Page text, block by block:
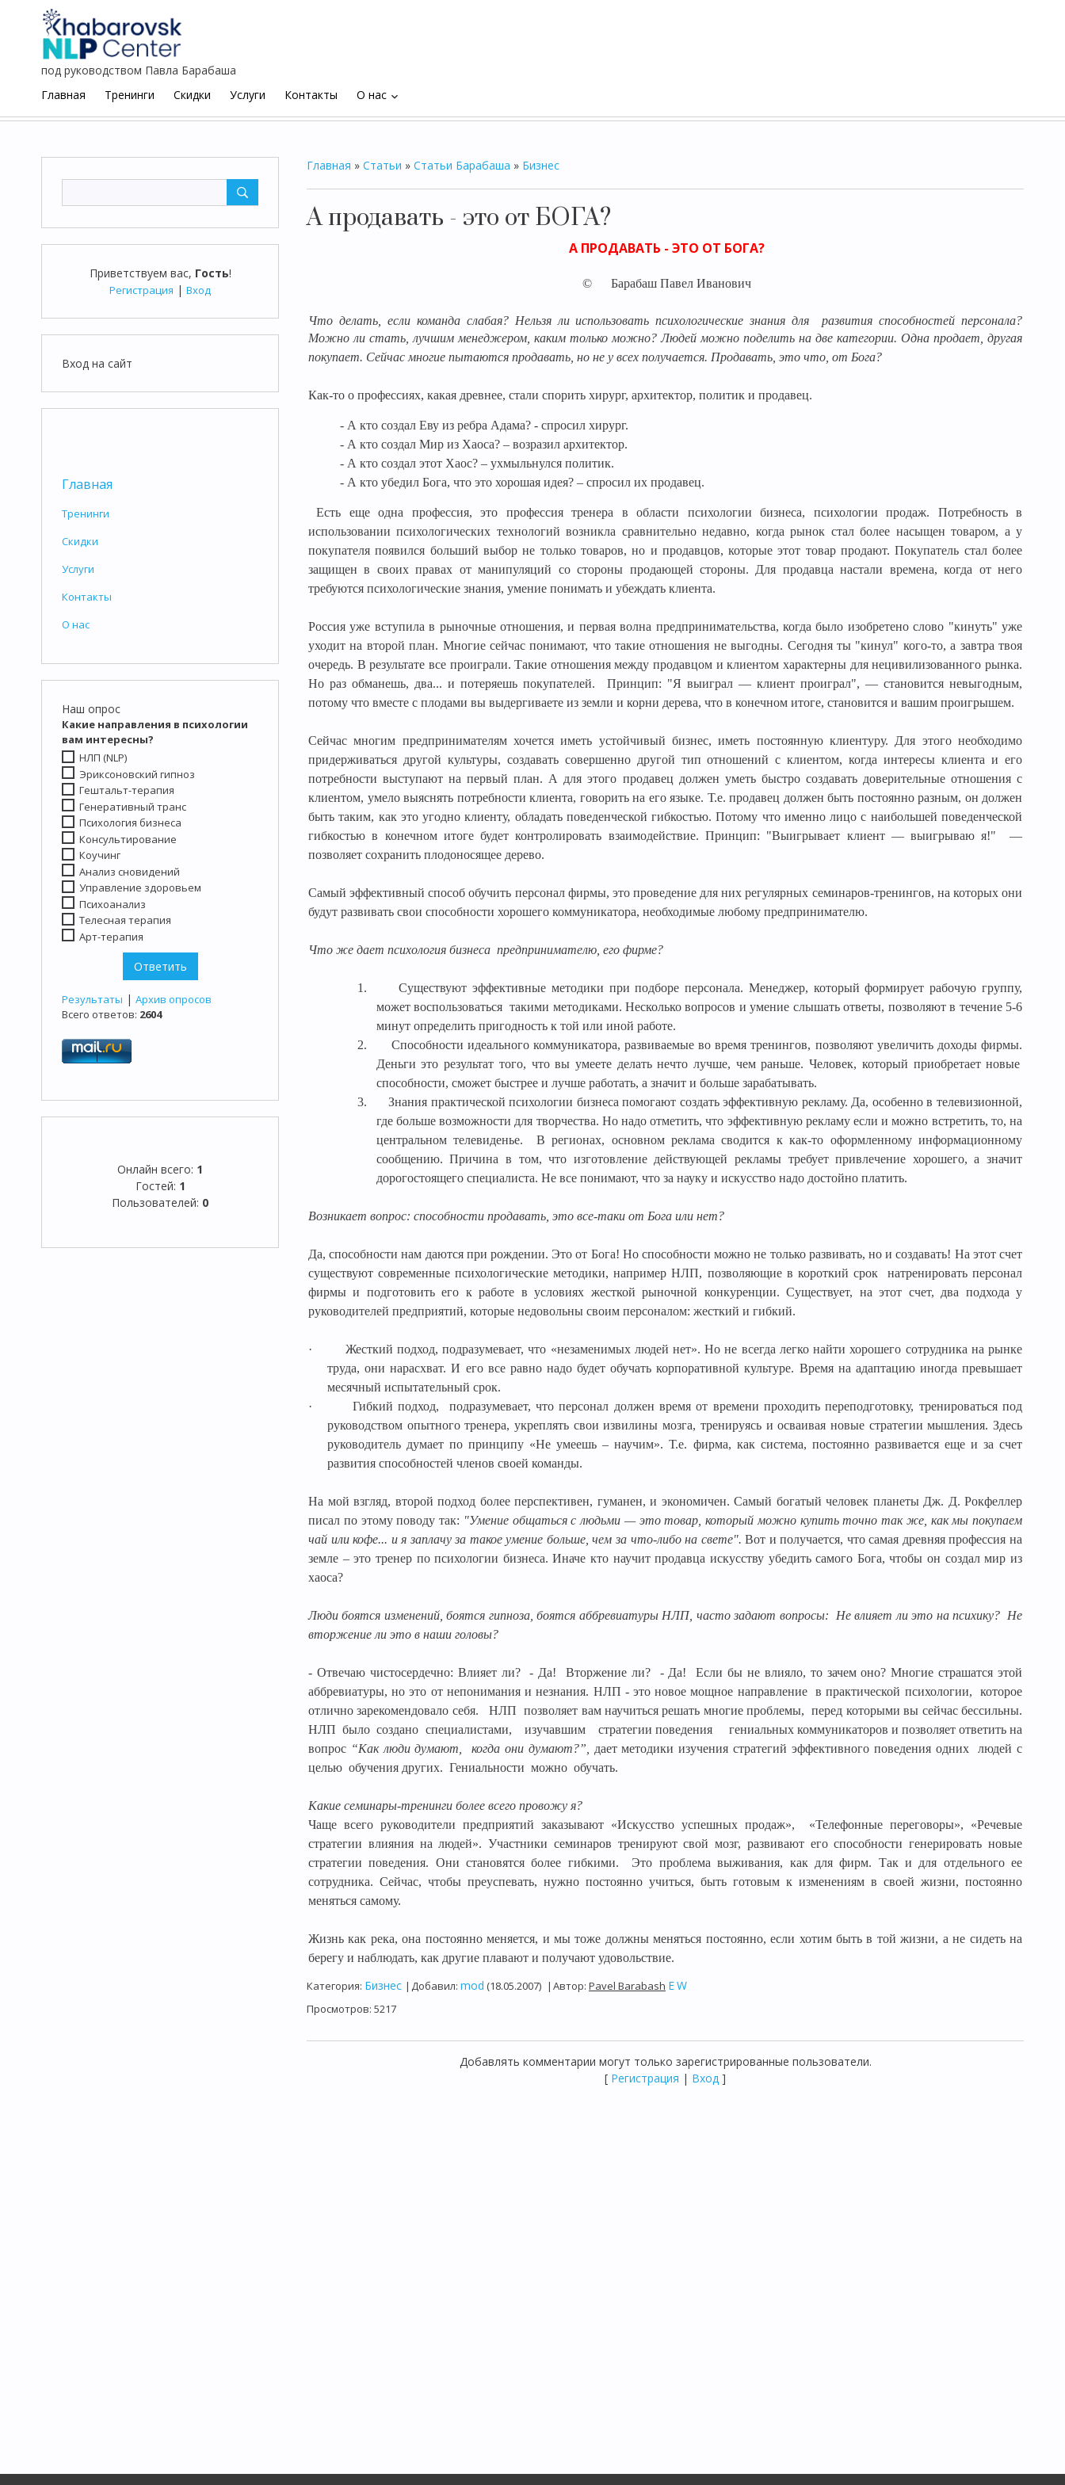
под руководством Павла Барабаша
Главная
Тренинги Скидки Услуги Контакты О нас keyboard_arrow_down
Приветствуем вас, Гость!
Регистрация | Вход
Вход на сайт
Главная
Тренинги
Скидки
Услуги
Контакты
О нас
Наш опрос
Какие направления в психологии
вам интересны?
НЛП (NLP)
Эриксоновский гипноз
Гештальт-терапия
Генеративный транс
Психология бизнеса
Консультирование
Коучинг
Анализ сновидений
Управление здоровьем
Психоанализ
Телесная терапия
Арт-терапия
Результаты | Архив опросов
Всего ответов: 2604
Онлайн всего: 1
Гостей: 1
Пользователей: 0
Главная » Статьи » Статьи Барабаша » Бизнес
А продавать - это от БОГА?
А ПРОДАВАТЬ - ЭТО ОТ БОГА?
© Барабаш Павел Иванович
Что делать, если команда слабая? Нельзя ли использовать психологические знания для
развития способностей персонала?
Можно ли стать, лучшим менеджером, каким только можно?Людей можно поделить на две категории. Одна продает, другая
покупает. Сейчас многие пытаются продавать, но не у всех получается. Продавать, это что, от Бога?
Как-то о профессиях, какая древнее, стали спорить хирург, архитектор, политик и продавец.
- А кто создал Еву из ребра Адама? - спросил хирург.
- А кто создал Мир из Хаоса? – возразил архитектор.
- А кто создал этот Хаос? – ухмыльнулся политик.
- А кто убедил Бога, что это хорошая идея? – спросил их продавец.
Есть еще одна профессия, это профессия тренера в области психологии бизнеса, психологии продаж. Потребность в
использовании психологических технологий возникла сравнительно недавно, когда рынок стал более насыщен товаром, а у
покупателя появился больший выбор не только товаров, но и продавцов, которые этот товар продают. Покупатель стал более
защищен в своих правах от манипуляций со стороны продающей стороны. Для продавца настали времена, когда от него
требуются психологические знания, умение понимать и убеждать клиента.
Россия уже вступила в рыночные отношения, и первая волна предпринимательства, когда было изобретено слово "кинуть" уже
уходит на второй план. Многие сейчас понимают, что такие отношения не выгодны. Сегодня ты "кинул" кого-то, а завтра твоя
очередь. В результате все проиграли. Такие отношения между продавцом и клиентом характерны для нецивилизованного рынка.
Но раз обманешь, два... и потеряешь покупателей.
Принцип: "Я выиграл — клиент проиграл", — становится невыгодным,
потому что вместе с плодами вы выдергиваете из земли и корни дерева, что в конечном итоге, становится и вашим проигрышем.
Сейчас многим предпринимателям хочется иметь устойчивый бизнес, иметь постоянную клиентуру. Для этого необходимо
придерживаться другой культуры, создавать совершенно другой тип отношений с клиентом, когда интересы клиента и его
потребности выступают на первый план. А для этого продавец должен уметь быстро создавать доверительные отношения с
клиентом, умело выяснять потребности клиента, говорить на его языке. Т.е. продавец должен быть постоянно разным, он должен
быть таким, как это угодно клиенту, обладать поведенческой гибкостью. Потому что именно лицо с наибольшей поведенческой
гибкостью в конечном итоге будет контролировать взаимодействие. Принцип: "Выигрывает клиент — выигрываю я!" —
позволяет сохранить плодоносящее дерево.
Самый эффективный способ обучить персонал фирмы, это проведение для них регулярных семинаров-тренингов, на которых они
будут развивать свои способности хорошего коммуникатора, необходимые любому предпринимателю.
Что же дает психология бизнеса предпринимателю, его фирме?
1. Существуют эффективные методики при подборе персонала. Менеджер, который формирует рабочую группу,
может воспользоваться такими методиками. Несколько вопросов и умение слышать ответы, позволяют в течение 5-6
минут определить пригодность к той или иной работе.
2.
Способности идеального коммуникатора, развиваемые во время тренингов, позволяют увеличить доходы фирмы.
Деньги это результат того, что вы умеете делать нечто лучше, чем раньше. Человек, который приобретает новые
способности, сможет быстрее и лучше работать, а значит и больше зарабатывать.
3.
Знания практической психологии бизнеса помогают создать эффективную рекламу. Да, особенно в телевизионной,
где больше возможности для творчества. Но надо отметить, что эффективную рекламу если и можно встретить, то, на
центральном телевиденье.
В регионах, основном реклама сводится к как-то оформленному информационному
сообщению. Причина в том, что изготовление действующей рекламы требует привлечение хорошего, а значит
дорогостоящего специалиста. Не все понимают, что за науку и искусство надо достойно платить.
Возникает вопрос: способности продавать, это все-таки от Бога или нет?
Да, способности нам даются при рождении. Это от Бога! Но способности можно не только развивать, но и создавать! На этот счет
существуют современные психологические методики, например НЛП, позволяющие в короткий срок
натренировать персонал
фирмы и подготовить его к работе в условиях жесткой рыночной конкуренции. Существует, на этот счет, два подхода у
руководителей предприятий, которые недовольны своим персоналом: жесткий и гибкий.
·
Жесткий подход, подразумевает, что «незаменимых людей нет». Но не всегда легко найти хорошего сотрудника на рынке
труда, они нарасхват. И его все равно надо будет обучать корпоративной культуре. Время на адаптацию иногда превышает
месячный испытательный срок.
·
Гибкий подход,
подразумевает, что персонал должен время от времени проходить переподготовку, тренироваться под
руководством опытного тренера, укреплять свои извилины мозга, тренируясь и осваивая новые стратегии мышления. Здесь
руководитель думает по принципу «Не умеешь – научим». Т.е. фирма, как система, постоянно развивается еще и за счет
развития способностей членов своей команды.
На мой взгляд, второй подход более перспективен, гуманен, и экономичен. Самый богатый человек планеты Дж. Д. Рокфеллер
писал по этому поводу так: "Умение общаться с людьми — это товар, который можно купить точно так же, как мы покупаем
чай или кофе... и я заплачу за такое умение больше, чем за что-либо на свете".Вот и получается, что самая древняя профессия на
земле – это тренер по психологии бизнеса. Иначе кто научит продавца искусству убедить самого Бога, чтобы он создал мир из
хаоса?
Люди боятся изменений, боятся гипноза, боятся аббревиатуры НЛП, часто задают вопросы: Не влияет ли это на психику? Не
вторжение ли это в наши головы?
- Отвечаю чистосердечно: Влияет ли? - Да! Вторжение ли? - Да!
Если бы не влияло, то зачем оно? Многие страшатся этой
аббревиатуры, но это от непонимания и незнания. НЛП - это новое мощное направление
в практической психологии,
которое
отлично зарекомендовало себя.
НЛП позволяет вам научиться решать многие проблемы,
перед которыми вы сейчас бессильны.
НЛП было создано специалистами, изучавшим стратегии поведения
гениальных коммуникаторов и позволяет ответить на
вопрос “Как люди думают, когда они думают?”, дает методики изучения стратегий эффективного поведения одних
людей с
целью обучения других. Гениальности можно обучать.
Какие семинары-тренинги более всего провожу я?
Чаще всего руководители предприятий заказывают «Искусство успешных продаж»,
«Телефонные переговоры», «Речевые
стратегии влияния на людей». Участники семинаров тренируют свой мозг, развивают его способности генерировать новые
стратегии поведения. Они становятся более гибкими.
Это проблема выживания, как для фирм. Так и для отдельного ее
сотрудника. Сейчас, чтобы преуспевать, нужно постоянно учиться, быть готовым к изменениям в своей жизни, постоянно
меняться самому.
Жизнь как река, она постоянно меняется, и мы тоже должны меняться постоянно, если хотим быть в той жизни, а не сидеть на
берегу и наблюдать, как другие плавают и получают удовольствие.
Категория: Бизнес | Добавил: mod (18.05.2007) | Автор: Pavel Barabash EW
Просмотров: 5217
Добавлять комментарии могут только зарегистрированные пользователи.
[ Регистрация | Вход ]